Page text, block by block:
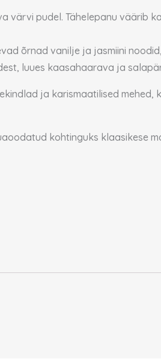
pudel. Tähelepanu väärib
õrnad vanilje ja jasmiini
luues kaasahaarava ja
ja karismaatilised mehed,
kohtinguks klaasikese